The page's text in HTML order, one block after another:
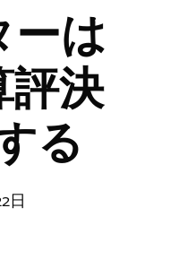
は
決
る
日